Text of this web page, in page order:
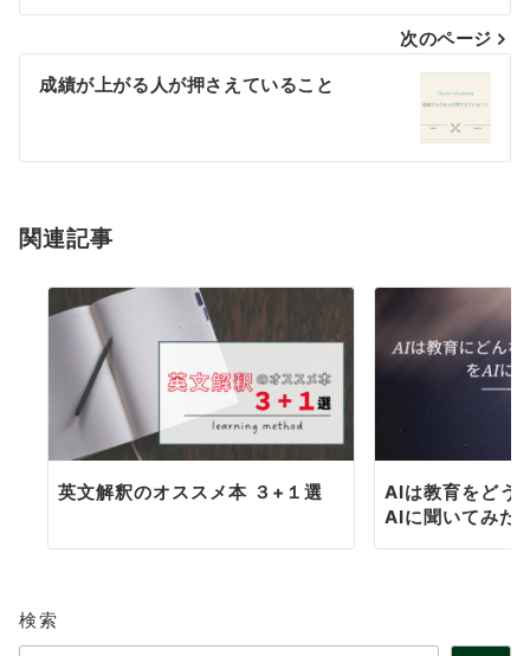
ナ
ビ
ョ
ン
次のページ
成績が上がる人が押さえていること
関連記事
英文解釈のオススメ本 ３+１選
AIは教育をどう
AIに聞いてみた
検索